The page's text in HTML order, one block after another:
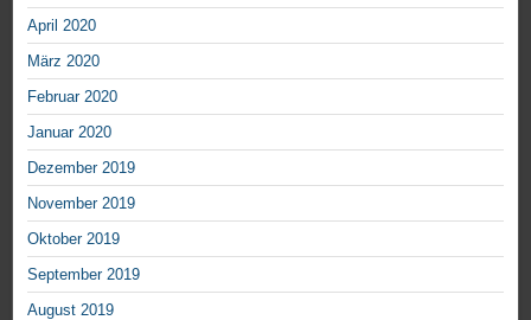
April 2020
März 2020
Februar 2020
Januar 2020
Dezember 2019
November 2019
Oktober 2019
September 2019
August 2019